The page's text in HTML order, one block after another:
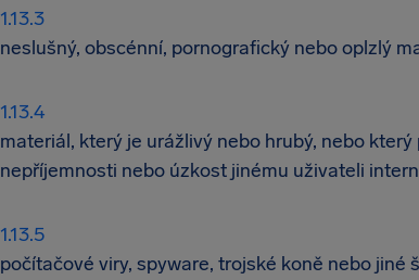
neslušný, obscénní, pornografický nebo oplzlý
materiál, který je urážlivý nebo hrubý, nebo
nepříjemnosti nebo úzkost jinému uživateli
počítačové viry, spyware, trojské koně nebo